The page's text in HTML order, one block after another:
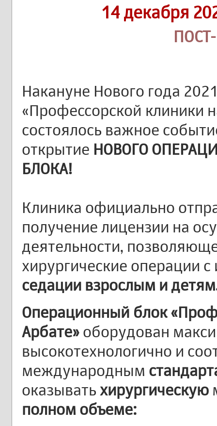
14 декабря
Накануне Нового года
«Профессорской клиники
состоялось важное
открытие НОВОГО
БЛОКА!
Клиника официально
получение лицензии на
деятельности,
хирургические операции
седации взрослым и
Операционный блок
Арбате» оборудован
высокотехнологично и
международным
оказывать хирургическую
полном объеме: